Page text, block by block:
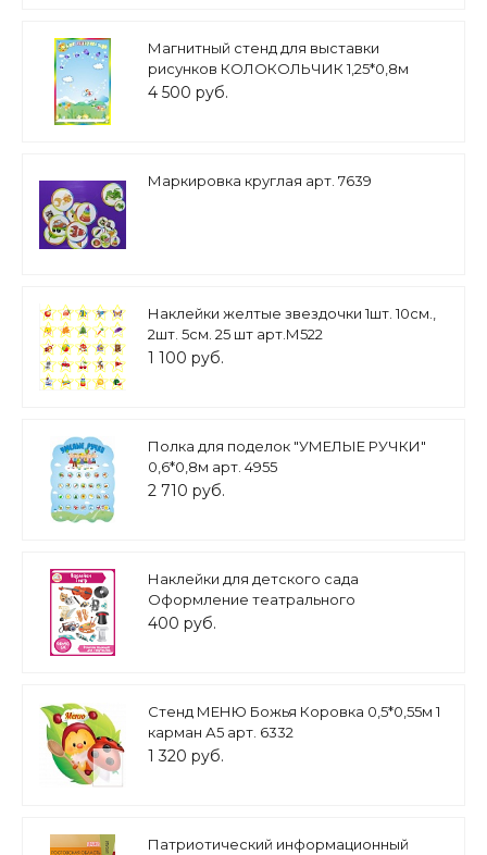
Магнитный стенд для выставки
рисунков КОЛОКОЛЬЧИК 1,25*0,8м
арт.5001
4 500 руб.
Маркировка круглая арт. 7639
Наклейки желтые звездочки 1шт. 10см.,
2шт. 5см. 25 шт арт.М522
1 100 руб.
Полка для поделок "УМЕЛЫЕ РУЧКИ"
0,6*0,8м арт. 4955
2 710 руб.
Наклейки для детского сада
Оформление театрального
музыкального уголка 0,4*0,5м арт.Н1647
400 руб.
Стенд МЕНЮ Божья Коровка 0,5*0,55м 1
карман А5 арт. 6332
1 320 руб.
Патриотический информационный